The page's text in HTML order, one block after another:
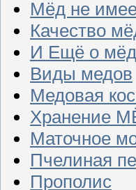
Мёд не
Качество
И Ещё о
Виды медов
Медовая
Хранение
Маточное
Пчелиная
Прополис